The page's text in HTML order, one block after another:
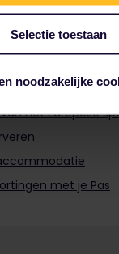
Selectie toestaan
noodzakelijke
in de
het Europese
met je Pas